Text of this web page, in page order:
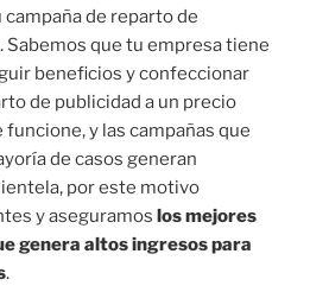
de reparto de
Sabemos que tu empresa tiene
beneficios y confeccionar
de publicidad a un precio
y las campañas que
de casos generan
por este motivo
y aseguramos los mejores
genera altos ingresos para
.